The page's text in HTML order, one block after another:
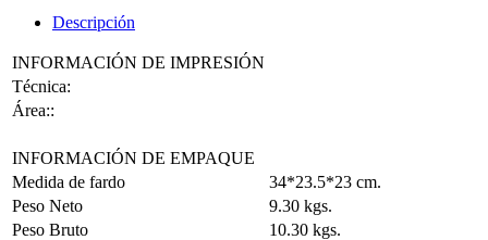
Descripción
INFORMACIÓN DE IMPRESIÓN
Técnica:
Área::
INFORMACIÓN DE EMPAQUE
Medida de fardo
34*23.5*23 cm.
Peso Neto
9.30 kgs.
Peso Bruto
10.30 kgs.